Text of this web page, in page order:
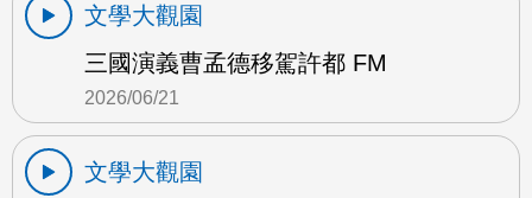
文學大觀園
三國演義曹孟德移駕許都 FM
2026/06/21
文學大觀園